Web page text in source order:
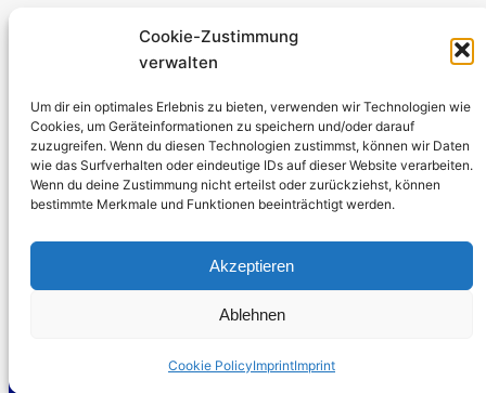
Cookie-Zustimmung
verwalten
Um dir ein optimales Erlebnis zu bieten, verwenden wir Technologien wie
Cookies, um Geräteinformationen zu speichern und/oder darauf
zuzugreifen. Wenn du diesen Technologien zustimmst, können wir Daten
wie das Surfverhalten oder eindeutige IDs auf dieser Website verarbeiten.
Wenn du deine Zustimmung nicht erteilst oder zurückziehst, können
bestimmte Merkmale und Funktionen beeinträchtigt werden.
Akzeptieren
Ablehnen
Cookie PolicyImprintImprint
Stromerzeuger-Discount.de
Kürtener Straße 13, D-51465 Bergisch Gladbach
Sales Representative: Michael Jochmann
Phone: 0049 2202 2492256
Fax: 0049 2202 2492257